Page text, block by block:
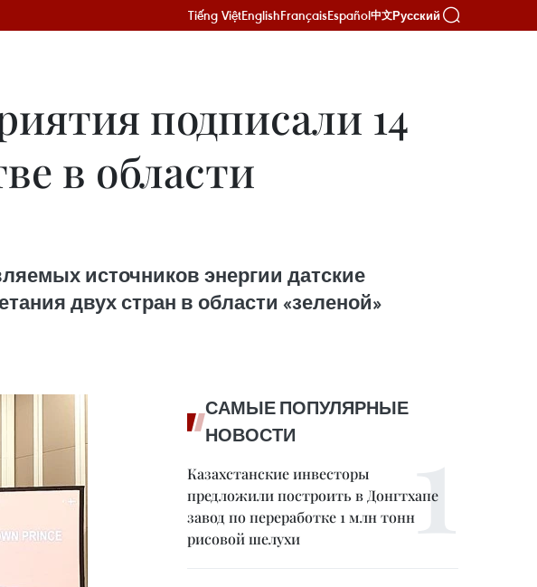
Tiếng ViệtEnglishFrançaisEspañol中文Русский
подписали 14
в области
источников энергии датские
двух стран в области «зеленой»
САМЫЕ ПОПУЛЯРНЫЕ
НОВОСТИ
Казахстанские инвесторы
предложили построить в Донгтхапе
завод по переработке 1 млн тонн
рисовой шелухи